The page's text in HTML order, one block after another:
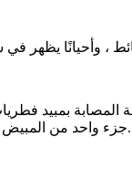
المصابة بمبيد
جزء واحد من المبيض المنزلي و 16 جزءًا من الماء.